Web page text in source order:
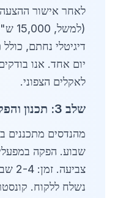
דיגיטלי נחתם,
יום אחד. אנו
לאקלים הצפוני.
שלב 3: תכנון והפקה
שבוע. הפקה
נשלח ללקוח.